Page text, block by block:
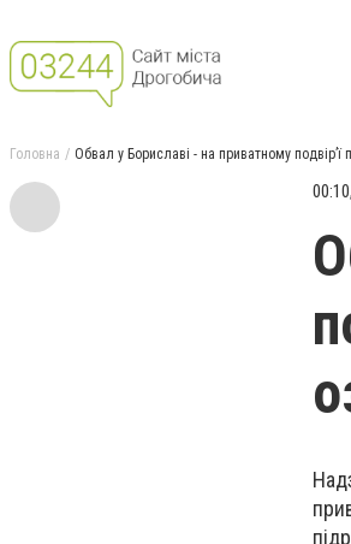
Головна Обвал у Бориславі - на приватному